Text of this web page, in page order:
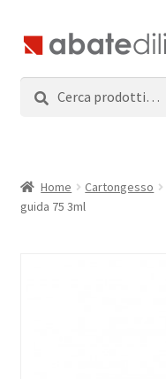
Vai
alla
navigazione
Vai
al
contenuto
ServiziHome Cartongesso
guida 75 3ml